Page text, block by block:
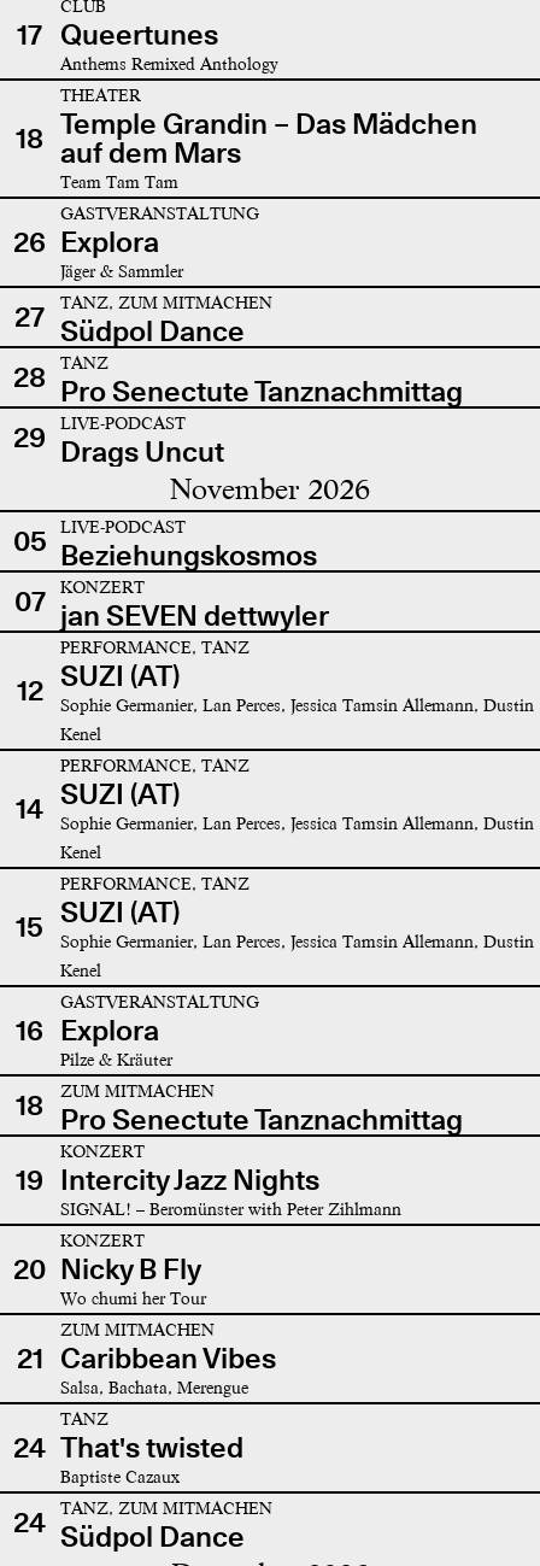
17
CLUB
Queertunes
Anthems Remixed Anthology
18
THEATER
Temple Grandin – Das Mädchen
auf dem Mars
Team Tam Tam
26
GASTVERANSTALTUNG
Explora
Jäger & Sammler
27 TANZ, ZUM MITMACHEN
Südpol Dance
28
TANZ
Pro Senectute Tanznachmittag
29
LIVE-PODCAST
Drags Uncut
November 2026
05 LIVE-PODCAST
Beziehungskosmos
07
KONZERT
jan SEVEN dettwyler
12
PERFORMANCE, TANZ
SUZI (AT)
Sophie Germanier, Lan Perces, Jessica Tamsin Allemann, Dustin
Kenel
14
PERFORMANCE, TANZ
SUZI (AT)
Sophie Germanier, Lan Perces, Jessica Tamsin Allemann, Dustin
Kenel
15
PERFORMANCE, TANZ
SUZI (AT)
Sophie Germanier, Lan Perces, Jessica Tamsin Allemann, Dustin
Kenel
16
GASTVERANSTALTUNG
Explora
Pilze & Kräuter
18 ZUM MITMACHEN
Pro Senectute Tanznachmittag
19
KONZERT
Intercity Jazz Nights
SIGNAL! – Beromünster with Peter Zihlmann
20
KONZERT
Nicky B Fly
Wo chumi her Tour
21
ZUM MITMACHEN
Caribbean Vibes
Salsa, Bachata, Merengue
24
TANZ
That's twisted
Baptiste Cazaux
24 TANZ, ZUM MITMACHEN
Südpol Dance